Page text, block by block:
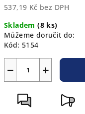
537,19 Kč bez DPH
cena:
Skladem(8 ks)
Můžeme doručit do:
Kód: 5154
+
−